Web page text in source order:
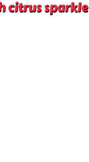
citrus sparkle